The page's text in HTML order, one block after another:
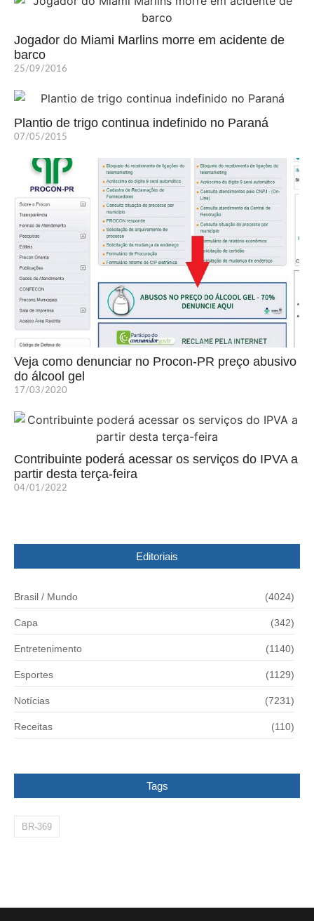
Jogador do Miami Marlins morre em acidente de
barco
25/09/2016
Plantio de trigo continua indefinido no Paraná
07/05/2015
Veja como denunciar no Procon-PR preço abusivo
do álcool gel
17/03/2020
Contribuinte poderá acessar os serviços do IPVA a
partir desta terça-feira
04/01/2022
Editoriais
Brasil / Mundo (4024)
Capa (342)
Entretenimento (1140)
Esportes (1129)
Notícias (7231)
Receitas (110)
Tags
BR-369